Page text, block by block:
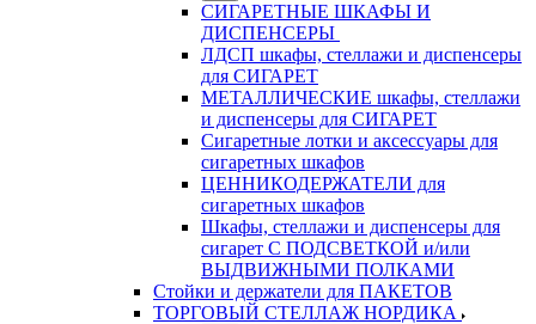
СИГАРЕТНЫЕ ШКАФЫ И
ДИСПЕНСЕРЫ
ЛДСП шкафы, стеллажи и диспенсеры
для СИГАРЕТ
МЕТАЛЛИЧЕСКИЕ шкафы, стеллажи
и диспенсеры для СИГАРЕТ
Сигаретные лотки и аксессуары для
сигаретных шкафов
ЦЕННИКОДЕРЖАТЕЛИ для
сигаретных шкафов
Шкафы, стеллажи и диспенсеры для
сигарет С ПОДСВЕТКОЙ и/или
ВЫДВИЖНЫМИ ПОЛКАМИ
Стойки и держатели для ПАКЕТОВ
ТОРГОВЫЙ СТЕЛЛАЖ НОРДИКА